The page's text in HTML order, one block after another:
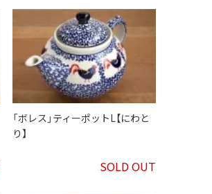
「ボレス」ティーポットL【にわと
り】
SOLD OUT